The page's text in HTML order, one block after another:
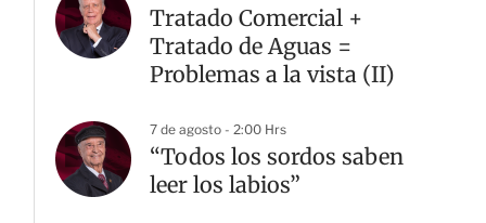
Tratado Comercial +
Tratado de Aguas =
Problemas a la vista (II)
7 de agosto - 2:00 Hrs
“Todos los sordos saben
leer los labios”